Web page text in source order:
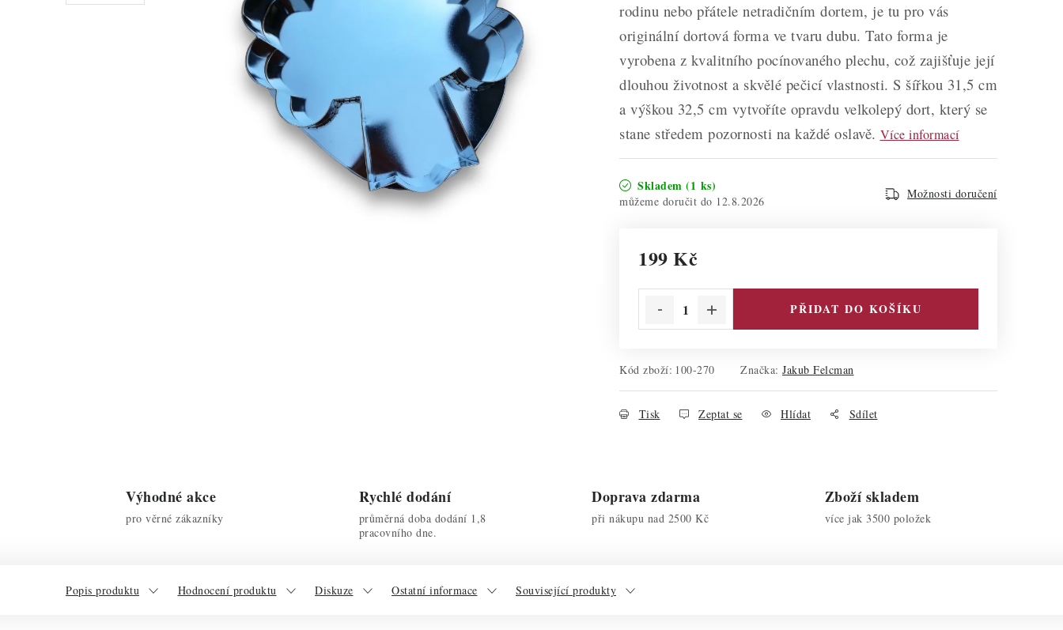
rodinu nebo přátele netradičním dortem, je tu pro vás
originální dortová forma ve tvaru dubu. Tato forma je
vyrobena z kvalitního pocínovaného plechu, což zajišťuje její
dlouhou životnost a skvělé pečicí vlastnosti. S šířkou 31,5 cm
a výškou 32,5 cm vytvoříte opravdu velkolepý dort, který se
stane středem pozornosti na každé oslavě. Více informací
Skladem (1 ks)
12.8.2026
Možnosti doručení
199 Kč
PŘIDAT DO KOŠÍKU
Kód zboží: 100-270 Značka: Jakub Felcman
Tisk Zeptat se Hlídat Sdílet
Výhodné akce
pro věrné zákazníky
Rychlé dodání
průměrná doba dodání 1,8
pracovního dne.
Doprava zdarma
při nákupu nad 2500 Kč
Zboží skladem
více jak 3500 položek
Popis produktu Hodnocení produktu Diskuze Ostatní informace Související produkty